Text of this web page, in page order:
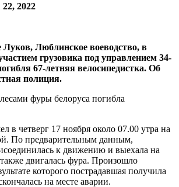
2022
Луков, Люблинское воеводство, в
грузовика под управлением 34-
67-летняя велосипедистка. Об
полиция.
в четверг 17 ноября около 07.00 утра на
По предварительным данным,
к движению и выехала на
двигалась фура. Произошло
которого пострадавшая получила
на месте аварии.